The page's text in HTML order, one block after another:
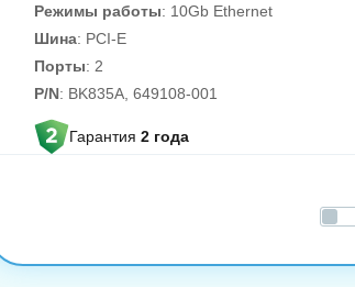
Режимы работы: 10Gb Ethernet
Шина: PCI-E
Порты: 2
P/N: BK835A, 649108-001
Гарантия 2 года